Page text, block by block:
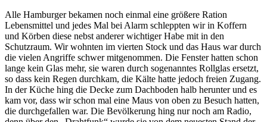
Alle Hamburger bekamen noch einmal eine größere Ration
Lebensmittel und jedes Mal bei Alarm schleppten wir in Koffern
und Körben diese nebst anderer wichtiger Habe mit in den
Schutzraum. Wir wohnten im vierten Stock und das Haus war durch
die vielen Angriffe schwer mitgenommen. Die Fenster hatten schon
lange kein Glas mehr, sie waren durch sogenanntes Rollglas ersetzt,
so dass kein Regen durchkam, die Kälte hatte jedoch freien Zugang.
In der Küche hing die Decke zum Dachboden halb herunter und es
kam vor, dass wir schon mal eine Maus von oben zu Besuch hatten,
die durchgefallen war. Die Bevölkerung hing nur noch am Radio,